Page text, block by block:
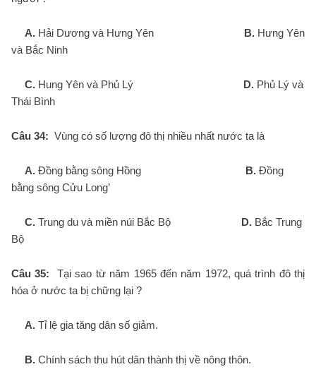
A. Hải Dương và Hưng Yên B. Hưng Yên
và Bắc Ninh
C. Hung Yên và Phủ Lý D. Phủ Lý và
Thái Bình
Câu 34: Vùng có số lượng đô thị nhiều nhất nước ta là
A. Đồng bằng sông Hồng B. Đồng
bằng sông Cửu Long’
C. Trung du và miền núi Bắc Bộ D. Bắc Trung
Bộ
Câu 35: Tại sao từ năm 1965 đến năm 1972, quá trình đô thị
hóa ở nước ta bị chững lại ?
A. Tỉ lệ gia tăng dân số giảm.
B. Chính sách thu hút dân thành thị về nông thôn.